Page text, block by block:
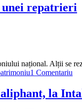
unei repatrieri
național. Alții se
1 Comentariu
la